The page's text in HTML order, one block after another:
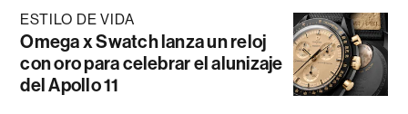
ESTILO DE VIDA
Omega x Swatch lanza un reloj
con oro para celebrar el alunizaje
del Apollo 11